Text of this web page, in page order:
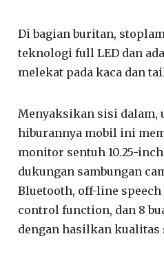
Di bagian buritan,
teknologi full LED dan
melekat pada kaca dan
Menyaksikan sisi dalam,
hiburannya mobil ini
monitor sentuh 10.25-
dukungan sambungan
Bluetooth, off-line
control function, dan 8
dengan hasilkan kualitas